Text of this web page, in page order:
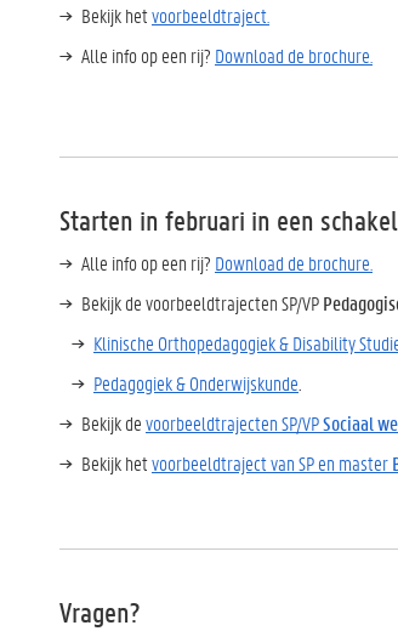
Bekijk hetvoorbeeldtraject.
Alle info op een rij? Download de brochure.
Starten in februari in een
Alle info op een rij? Download de brochure.
Bekijk de voorbeeldtrajecten SP/VP
Klinische Orthopedagogiek & Disability
Pedagogiek & Onderwijskunde
Bekijk devoorbeeldtrajecten SP/VPSociaal
Bekijk hetvoorbeeldtraject van SP en master
Vragen?